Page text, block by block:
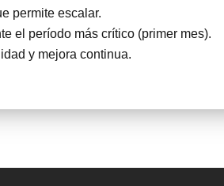
permite escalar.
el período más crítico (primer mes).
y mejora continua.